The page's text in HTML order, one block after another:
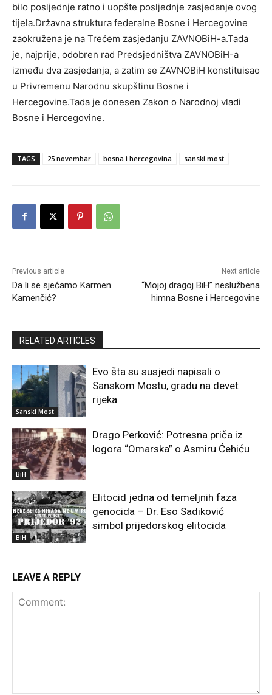
bilo posljednje ratno i uopšte posljednje zasjedanje ovog
tijela.Državna struktura federalne Bosne i Hercegovine
zaokružena je na Trećem zasjedanju ZAVNOBiH-a.Tada
je, najprije, odobren rad Predsjedništva ZAVNOBiH-a
između dva zasjedanja, a zatim se ZAVNOBiH konstituisao
u Privremenu Narodnu skupštinu Bosne i
Hercegovine.Tada je donesen Zakon o Narodnoj vladi
Bosne i Hercegovine.
TAGS 25 novembar bosna i hercegovina sanski most
Previous article
Da li se sjećamo Karmen
Kamenčić?
Next article
“Mojoj dragoj BiH” neslužbena
himna Bosne i Hercegovine
RELATED ARTICLES
Sanski Most
Evo šta su susjedi napisali o
Sanskom Mostu, gradu na devet
rijeka
BiH
Drago Perković: Potresna priča iz
logora “Omarska” o Asmiru Ćehiću
BiH
Elitocid jedna od temeljnih faza
genocida – Dr. Eso Sadiković
simbol prijedorskog elitocida
LEAVE A REPLY